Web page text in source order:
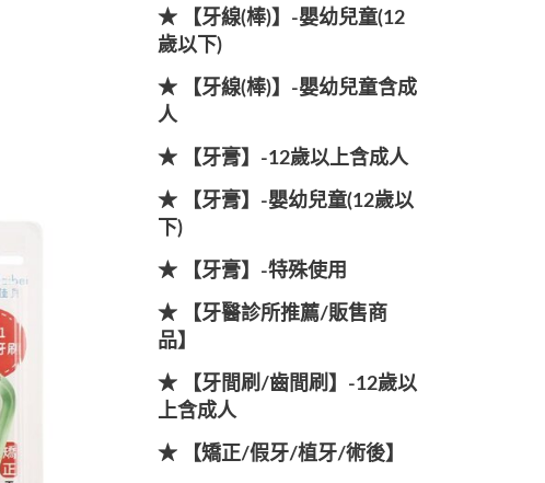
★ 【牙線(棒)】-嬰幼兒童(12
歲以下)
★ 【牙線(棒)】-嬰幼兒童含成
人
★ 【牙膏】-12歲以上含成人
★ 【牙膏】-嬰幼兒童(12歲以
下)
★ 【牙膏】-特殊使用
★ 【牙醫診所推薦/販售商
品】
★ 【牙間刷/齒間刷】-12歲以
上含成人
★ 【矯正/假牙/植牙/術後】